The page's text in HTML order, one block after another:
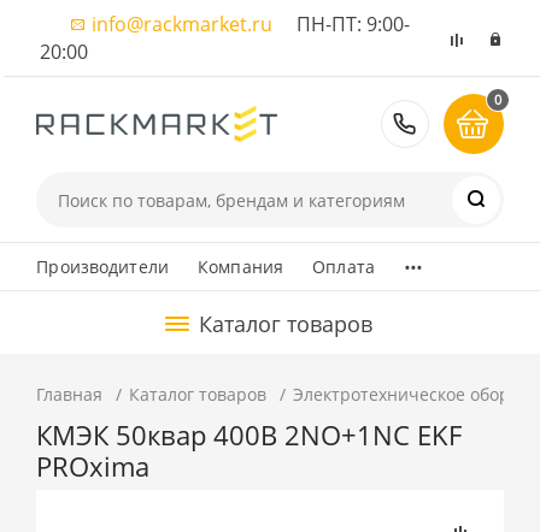
info@rackmarket.ru ПН-ПТ: 9:00-
20:00
8 (495)
0
Производители Компания Оплата ...
Каталог товаров
Главная Каталог товаров Электротехническое
КМЭК 50квар 400В 2NО+1NC EKF
PROxima